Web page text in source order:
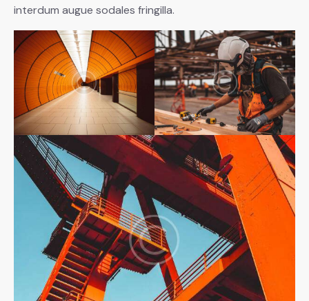
interdum augue sodales fringilla.